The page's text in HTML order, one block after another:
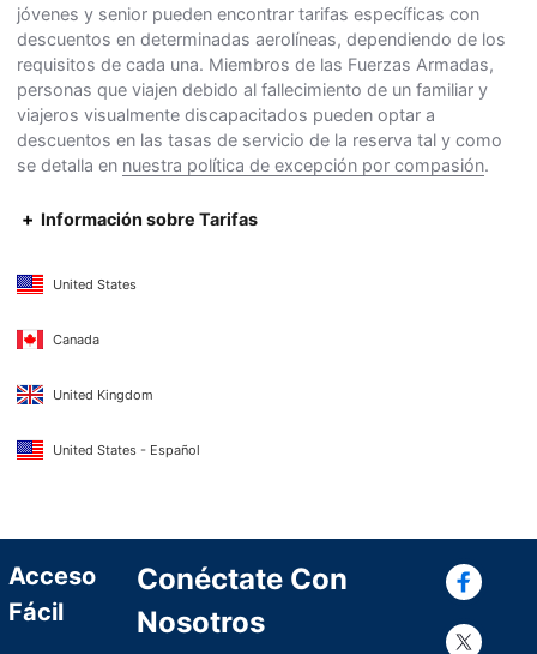
jóvenes y senior pueden encontrar tarifas específicas con
descuentos en determinadas aerolíneas, dependiendo de los
requisitos de cada una. Miembros de las Fuerzas Armadas,
personas que viajen debido al fallecimiento de un familiar y
viajeros visualmente discapacitados pueden optar a
descuentos en las tasas de servicio de la reserva tal y como
se detalla en nuestra política de excepción por compasión.
Información sobre Tarifas
United States
Canada
United Kingdom
United States - Español
Acceso
Fácil
Conéctate Con
Nosotros